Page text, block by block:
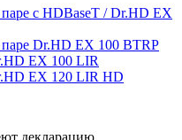
с HDBaseT / Dr.HD EX
Dr.HD EX 100 BTRP
EX 100 LIR
EX 120 LIR HD